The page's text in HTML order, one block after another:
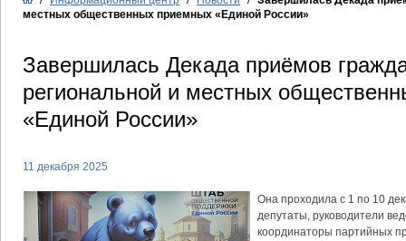
местных общественных приемных «Единой России»
Завершилась Декада приёмов
региональной и местных
«Единой России»
11 декабря 2025
Она проходила с 1 по 10
депутаты, руководители
координаторы партийных